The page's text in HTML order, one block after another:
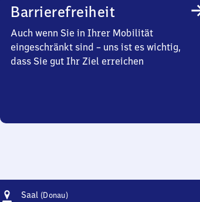
Barrierefreiheit
Auch wenn Sie in Ihrer Mobilität
eingeschränkt sind – uns ist es wichtig,
dass Sie gut Ihr Ziel erreichen
Adresse
Saal (Donau)Saal